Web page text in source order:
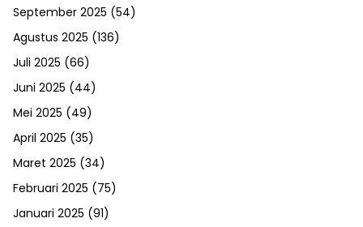
September 2025 (54)
Agustus 2025 (136)
Juli 2025 (66)
Juni 2025 (44)
Mei 2025 (49)
April 2025 (35)
Maret 2025 (34)
Februari 2025 (75)
Januari 2025 (91)